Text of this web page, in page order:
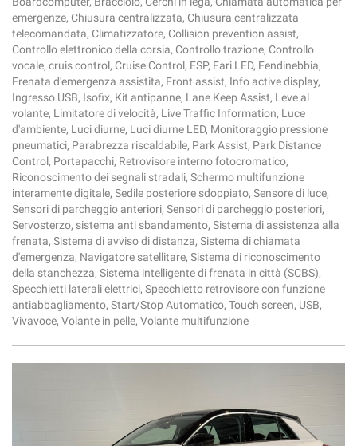
emergenze, Chiusura centralizzata, Chiusura centralizzata
telecomandata, Climatizzatore, Collision prevention assist,
Controllo elettronico della corsia, Controllo trazione, Controllo
vocale, cruis control, Cruise Control, ESP, Fari LED, Fendinebbia,
Frenata d'emergenza assistita, Front assist, Info active display,
Ingresso USB, Isofix, Kit antipanne, Lane Keep Assist, Leve al
volante, Limitatore di velocità, Live Traffic Information, Luce
d'ambiente, Luci diurne, Luci diurne LED, Monitoraggio pressione
pneumatici, Parabrezza riscaldabile, Park Assist, Park Distance
Control, Portapacchi, Retrovisore interno fotocromatico,
Riconoscimento dei segnali stradali, Schermo multifunzione
interamente digitale, Sedile posteriore sdoppiato, Sensore di luce,
Sensori di parcheggio anteriori, Sensori di parcheggio posteriori,
Servosterzo, sistema anti sbandamento, Sistema di assistenza alla
frenata, Sistema di avviso di distanza, Sistema di chiamata
d'emergenza, Navigatore satellitare, Sistema di riconoscimento
della stanchezza, Sistema intelligente di frenata in città (SCBS),
Specchietti laterali elettrici, Specchietto retrovisore con funzione
antiabbagliamento, Start/Stop Automatico, Touch screen, USB,
Vivavoce, Volante in pelle, Volante multifunzione